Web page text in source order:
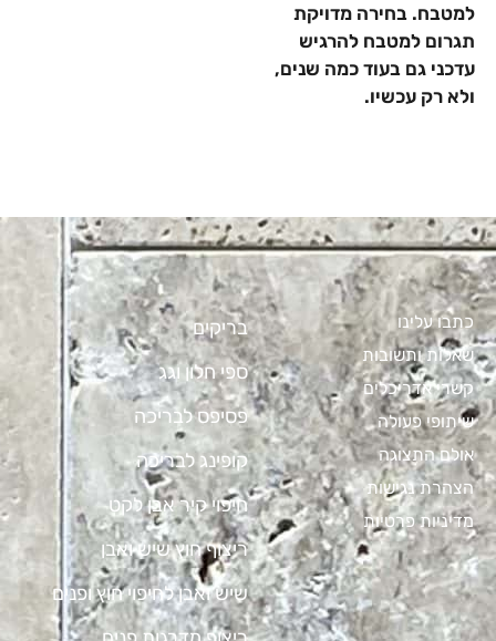
למטבח. בחירה מדויקת
תגרום למטבח להרגיש
עדכני גם בעוד כמה שנים,
ולא רק עכשיו.
כתבו עלינו
שאלות ותשובות
קשרי אדריכלים
שיתופי פעולה
אולם התצוגה
הצהרת נגישות
מדיניות פרטיות
בריקים
ספי חלון וגג
פסיפס לבריכה
קופינג לבריכה
חיפוי קיר אבן לקט
ריצוף חוץ שיש ואבן
שיש ואבן לחיפוי חוץ ופנים